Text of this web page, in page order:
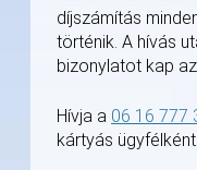
díjszámítás
történik. A hívás
bizonylatot kap
Hívja a 06 16 777
kártyás ügyfélként.